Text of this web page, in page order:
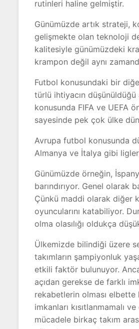
rutinleri haline gelmiştir.
Günümüzde artık strateji,
gelişmekte olan teknoloji
kalitesiyle günümüzdeki
krampon değil aynı
Futbol konusundaki bir
türlü ihtiyacın
konusunda FIFA ve UEFA
sayesinde pek çok ülke
Avrupa futbol konusunda
Almanya ve İtalya gibi
Günümüzde örneğin,
barındırıyor. Genel olarak
Çünkü maddi olarak diğer
oyuncularını katabiliyor.
olma olasılığı oldukça
Ülkemizde bilindiği üzere
takımların şampiyonluk
etkili faktör bulunuyor.
açıdan gerekse de farklı
rekabetlerin olması
imkanları kısıtlanmamalı
mücadele birkaç takım